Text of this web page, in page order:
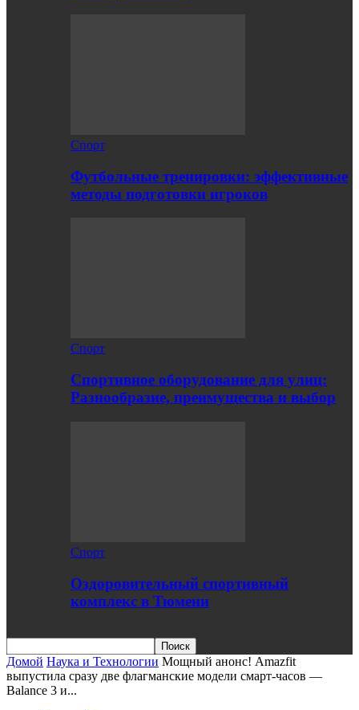
Спорт
Футбольные тренировки: эффективные
методы подготовки игроков
Спорт
Спортивное оборудование для улиц:
Разнообразие, преимущества и выбор
Спорт
Оздоровительный спортивный
комплекс в Тюмени
Домой Наука и Технологии Мощный анонс! Amazfit
выпустила сразу две флагманские модели смарт-часов —
Balance 3 и...